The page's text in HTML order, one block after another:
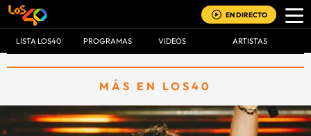
EN DIRECTO
LISTA LOS40 PROGRAMAS VIDEOS ARTISTAS
MÁS EN LOS40